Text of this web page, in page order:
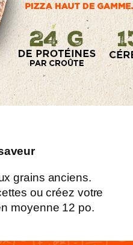
grains anciens.
ou créez votre
moyenne 12 po.